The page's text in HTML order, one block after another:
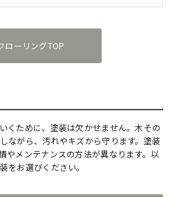
ローリングTOP
くために、塗装は欠かせません。木その
ながら、汚れやキズから守ります。塗装
やメンテナンスの方法が異なります。以
をお選びください。